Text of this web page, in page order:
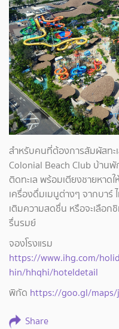
สำหรับคนที่ต้องการสัมผัสทะ
Colonial Beach Club บ้านพั
ติดทะเล พร้อมเตียงชายหาด
เครื่องดื่มเมนูต่างๆ จากบาร์
เติมความสดชื่น หรือจะเลือก
รื่นรมย์
จองโรงแรม
https://www.ihg.com/
hin/hhqhi/hoteldetail
พิกัด https://goo.gl/maps/
Share